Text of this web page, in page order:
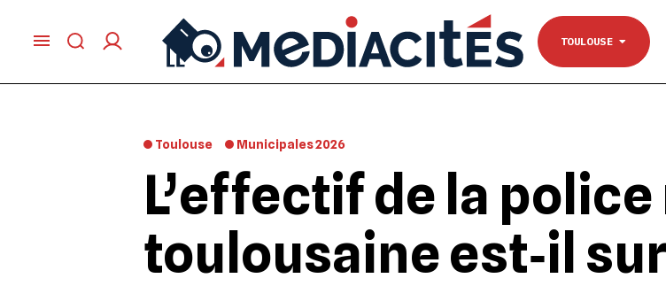
TOULOUSE
NANTES
TOULOUSE
Se
Toulouse Municipales 2026
L’effectif de la
toulousaine est‐il